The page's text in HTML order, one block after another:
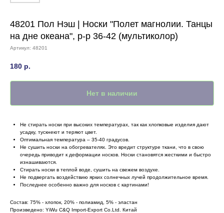
48201 Пол Нэш | Носки "Полет магнолии. Танцы
на дне океана", р-р 36-42 (мультиколор)
Артикул: 48201
180 р.
Нет в наличии
Не стирать носки при высоких температурах, так как хлопковые изделия дают
усадку, тускнеют и теряют цвет.
Оптимальная температура – 35-40 градусов.
Не сушить носки на обогревателях. Это вредит структуре ткани, что в свою
очередь приводит к деформации носков. Носки становятся жесткими и быстро
изнашиваются.
Стирать носки в теплой воде, сушить на свежем воздухе.
Не подвергать воздействию ярких солнечных лучей продолжительное время.
Последнее особенно важно для носков с картинами!
Состав: 75% - хлопок, 20% - полиамид, 5% - эластан
Произведено: YiWu C&Q Import-Export Co.Ltd. Китай